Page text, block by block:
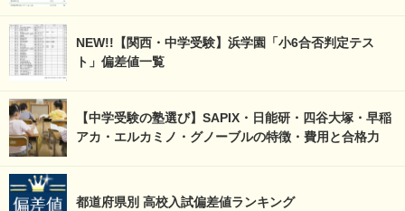
NEW!!【関西・中学受験】浜学園「小6合否判定テス
ト」偏差値一覧
【中学受験の塾選び】SAPIX・日能研・四谷大塚・早稲
アカ・エルカミノ・グノーブルの特徴・費用と合格力
都道府県別 高校入試偏差値ランキング